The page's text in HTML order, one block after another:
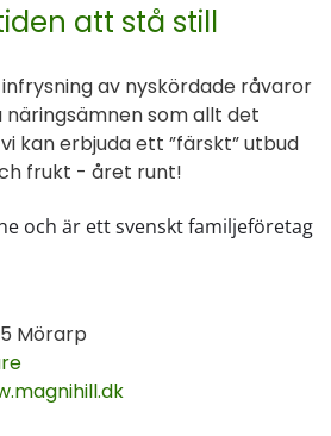
att stå still
infrysning av nyskördade råvaror
näringsämnen som allt det
kan erbjuda ett ”färskt” utbud
frukt - året runt!
och är ett svenskt familjeföretag
Mörarp